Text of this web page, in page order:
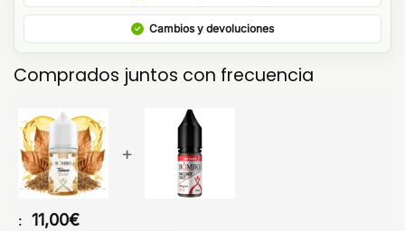
Cambios y devoluciones
Comprados juntos con frecuencia
+
: 11,00€